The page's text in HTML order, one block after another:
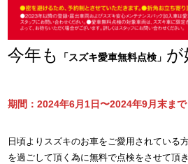
今年も 「スズキ愛車無料点検」 が
期間：2024年6月1日〜2024年9月末まで
日頃よりスズキのお車をご愛用されている
を過ごして頂く為に無料で点検をさせて頂き